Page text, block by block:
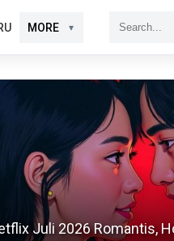
MORE
Search
Juli 2026 Romantis,